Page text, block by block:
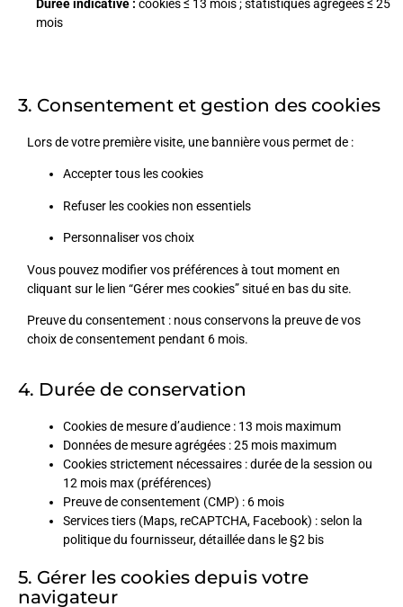
Durée indicative : cookies ≤ 13 mois ; statistiques agrégées ≤ 25
mois
3. Consentement et gestion des cookies
Lors de votre première visite, une bannière vous permet de :
Accepter tous les cookies
Refuser les cookies non essentiels
Personnaliser vos choix
Vous pouvez modifier vos préférences à tout moment en
cliquant sur le lien “Gérer mes cookies” situé en bas du site.
Preuve du consentement : nous conservons la preuve de vos
choix de consentement pendant 6 mois.
4. Durée de conservation
Cookies de mesure d’audience : 13 mois maximum
Données de mesure agrégées :25 mois maximum
Cookies strictement nécessaires : durée de la session ou
12 mois max (préférences)
Preuve de consentement (CMP) : 6 mois
Services tiers (Maps, reCAPTCHA, Facebook) : selon la
politique du fournisseur, détaillée dans le §2 bis
5. Gérer les cookies depuis votre
navigateur